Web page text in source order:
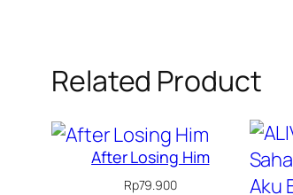
Related Product
After Losing Him
Rp79.900